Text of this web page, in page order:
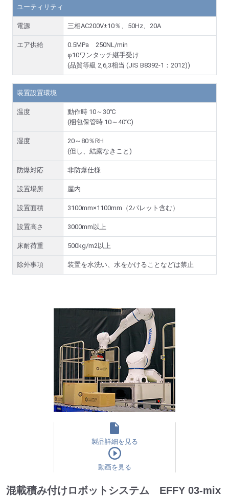
ユーティリティ
電源 三相AC200V±10％、50Hz、20A
エア供給
0.5MPa 250NL/min
φ10ワンタッチ継手受け
(品質等級 2,6,3相当 (JIS B8392-1：2012))
装置設置環境
温度
動作時 10～30℃
(梱包保管時 10～40℃)
湿度
20～80％RH
(但し、結露なきこと)
防爆対応 非防爆仕様
設置場所 屋内
設置面積 3100mm×1100mm（2パレット含む）
設置高さ 3000mm以上
床耐荷重 500kg/m2以上
除外事項 装置を水洗い、水をかけることなどは禁止
製品詳細を見る
動画を見る
混載積み付けロボットシステム EFFY 03-mix